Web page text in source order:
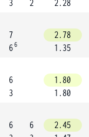
3 2
2.28
7
66
2.78
1.35
6
3
1.80
1.80
6
6
2.45